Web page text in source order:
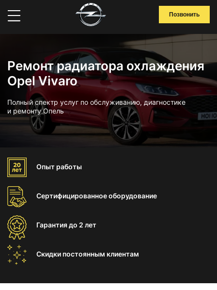
Позвонить
Ремонт радиатора охлаждения
Opel Vivaro
Полный спектр услуг по обслуживанию, диагностике
и ремонту Опель
Опыт работы
Сертифицированноеоборудование
Гарантиядо 2 лет
Скидки постоянным клиентам